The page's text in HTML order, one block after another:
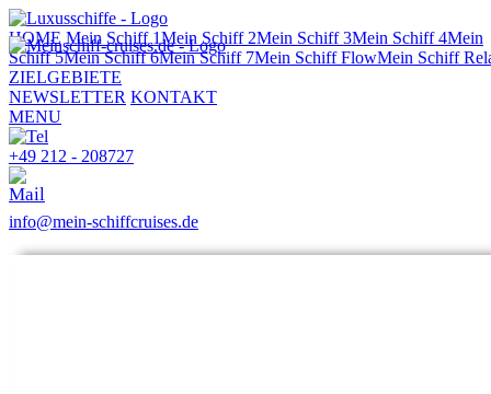
HOME Mein Schiff 1Mein Schiff 2Mein Schiff 3Mein Schiff 4Mein
Schiff 5Mein Schiff 6Mein Schiff 7Mein Schiff FlowMein Schiff
ZIELGEBIETE
NEWSLETTER KONTAKT
MENU
+49 212 - 208727
info@mein-schiffcruises.de